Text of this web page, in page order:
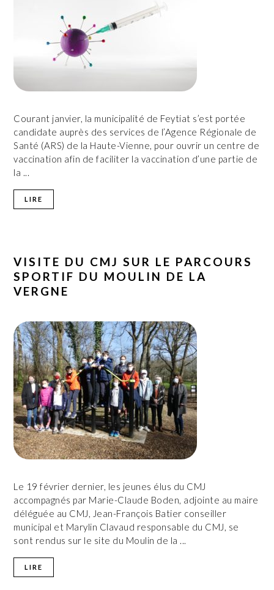
Courant janvier, la municipalité de Feytiat s’est portée
candidate auprès des services de l’Agence Régionale de
Santé (ARS) de la Haute-Vienne, pour ouvrir un centre de
vaccination afin de faciliter la vaccination d’une partie de
la ...
LIRE
VISITE DU CMJ SUR LE PARCOURS
SPORTIF DU MOULIN DE LA
VERGNE
Le 19 février dernier, les jeunes élus du CMJ
accompagnés par Marie-Claude Boden, adjointe au maire
déléguée au CMJ, Jean-François Batier conseiller
municipal et Marylin Clavaud responsable du CMJ, se
sont rendus sur le site du Moulin de la ...
LIRE